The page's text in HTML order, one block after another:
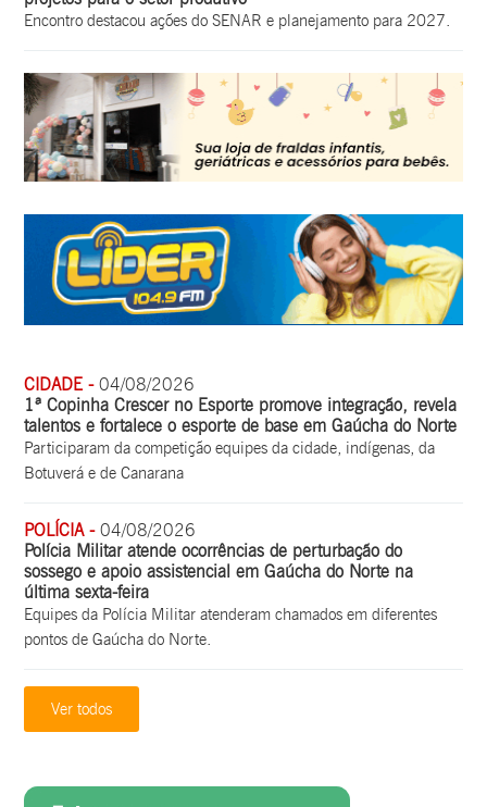
Encontro destacou ações do SENAR e planejamento para 2027.
CIDADE -04/08/2026
1ª Copinha Crescer no Esporte promove integração, revela
talentos e fortalece o esporte de base em Gaúcha do Norte
Participaram da competição equipes da cidade, indígenas, da
Botuverá e de Canarana
POLÍCIA -04/08/2026
Polícia Militar atende ocorrências de perturbação do
sossego e apoio assistencial em Gaúcha do Norte na
última sexta-feira
Equipes da Polícia Militar atenderam chamados em diferentes
pontos de Gaúcha do Norte.
Ver todos